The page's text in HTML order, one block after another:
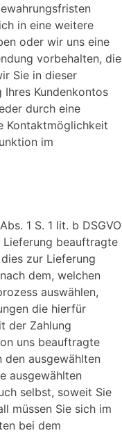
in eine weitere
oder wir uns eine
vorbehalten, die
Sie in dieser
Kundenkontos
durch eine
Kontaktmöglichkeit
im
1 S. 1 lit. b DSGVO
beauftragte
zur Lieferung
dem, welchen
auswählen,
die hierfür
der Zahlung
uns beauftragte
den ausgewählten
ausgewählten
selbst, soweit Sie
müssen Sie sich im
bei dem